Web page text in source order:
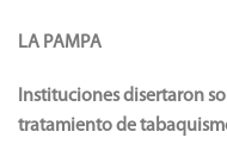
LA PAMPA
Instituciones disertaron
tratamiento de